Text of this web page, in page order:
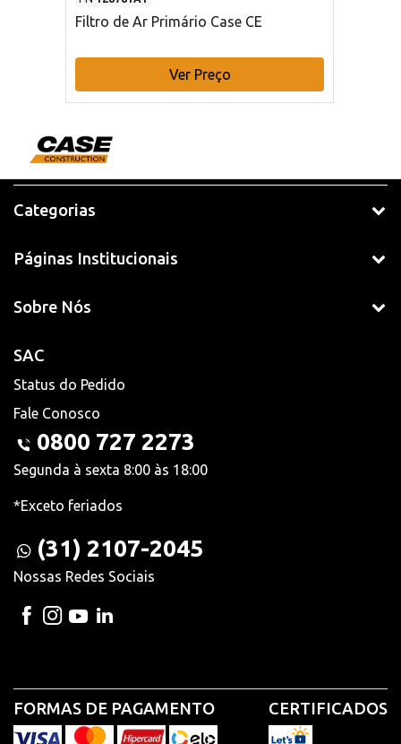
Filtro de Ar Primário Case CE
Ver Preço
Categorias
Páginas Institucionais
Sobre Nós
SAC
Status do Pedido
Fale Conosco
0800 727 2273
Segunda à sexta 8:00 às 18:00
*Exceto feriados
(31) 2107-2045
Nossas Redes Sociais
FORMAS DE PAGAMENTO CERTIFICADOS